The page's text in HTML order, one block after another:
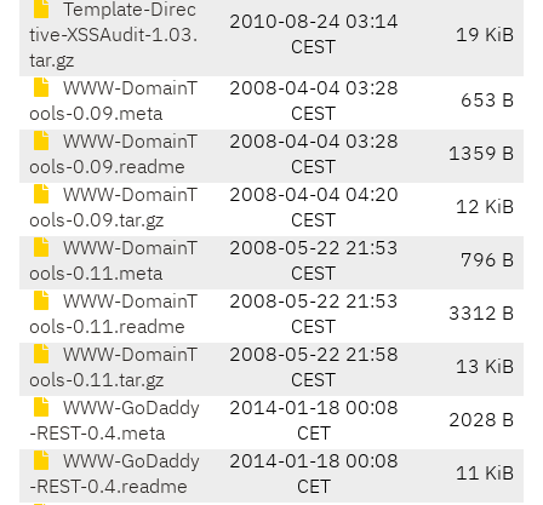
Template-Direc
tive-XSSAudit-1.03.
tar.gz
2010-08-24 03:14
CEST
19 KiB
WWW-DomainT
ools-0.09.meta
2008-04-04 03:28
CEST
653 B
WWW-DomainT
ools-0.09.readme
2008-04-04 03:28
CEST
1359 B
WWW-DomainT
ools-0.09.tar.gz
2008-04-04 04:20
CEST
12 KiB
WWW-DomainT
ools-0.11.meta
2008-05-22 21:53
CEST
796 B
WWW-DomainT
ools-0.11.readme
2008-05-22 21:53
CEST
3312 B
WWW-DomainT
ools-0.11.tar.gz
2008-05-22 21:58
CEST
13 KiB
WWW-GoDaddy
-REST-0.4.meta
2014-01-18 00:08
CET
2028 B
WWW-GoDaddy
-REST-0.4.readme
2014-01-18 00:08
CET
11 KiB